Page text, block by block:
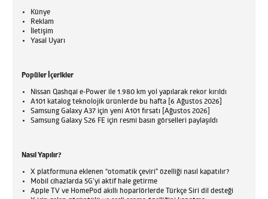
Künye
Reklam
İletişim
Yasal Uyarı
Popüler İçerikler
Nissan Qashqai e-Power ile 1.980 km yol yapılarak rekor kırıldı
A101 katalog teknolojik ürünlerde bu hafta [6 Ağustos 2026]
Samsung Galaxy A37 için yeni A101 fırsatı [Ağustos 2026]
Samsung Galaxy S26 FE için resmi basın görselleri paylaşıldı
Nasıl Yapılır?
X platformuna eklenen “otomatik çeviri” özelliği nasıl kapatılır?
Mobil cihazlarda 5G’yi aktif hale getirme
Apple TV ve HomePod akıllı hoparlörlerde Türkçe Siri dil desteği